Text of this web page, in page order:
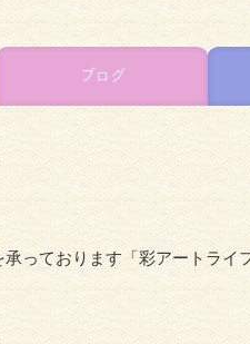
ブログ
っております「彩アートライ